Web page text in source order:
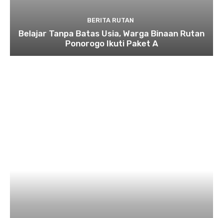
BERITA RUTAN
Belajar Tanpa Batas Usia, Warga Binaan Rutan
Ponorogo Ikuti Paket A